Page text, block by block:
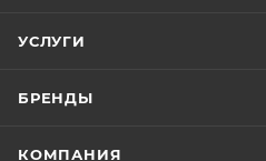
УСЛУГИ
БРЕНДЫ
КОМПАНИЯ